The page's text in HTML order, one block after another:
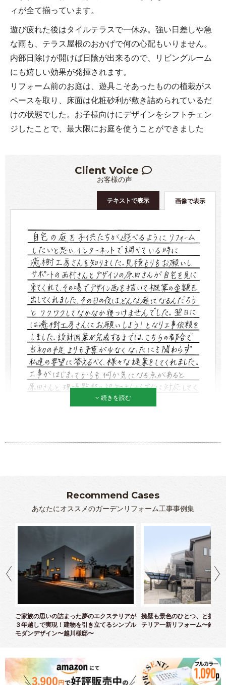
ィが全て揃っています。
遊び疲れた後はタイルテラスで一休み。強い日差しや急
な雨も、テラス屋根のおかげで何の心配もいりません。
内部日除けが開けば日陰が出来るので、リビングルーム
にも嬉しい効果が発揮されます。
リフォーム前のお庭は、遊具こそあったものの植栽がス
ペースを取り、床面は化粧砂利が敷き詰められているだ
けの状態でした。お子様向けにデザインをシフトチェン
ジしたことで、最大限にお庭を使うことができました
Client Voice
お客様の声
画像で表示
テキストで表示
続きを読む
Recommend Cases
あなたにオススメのガーデンリフォーム工事事例集
ご家族の思いの詰まった夢のエクステリアが
３年越しで実現！建物を引き立てるシンプル
モダンデザイン〜越川様邸〜
擁壁も景色のひとつ、と捉え
テリア一新リフォーム〜鈴木